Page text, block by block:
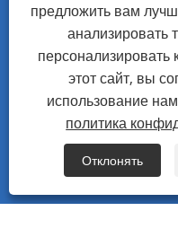
Тел.: +86-577-86115111
Mob: +86-13738337668
Электронная почта:
Адрес: No.38 Baita
Чжэцзян, Китай.
Fax: +86-577-86111555
предложить вам
анализировать
персонализировать
этот сайт, вы
использование
политика
Отклонять